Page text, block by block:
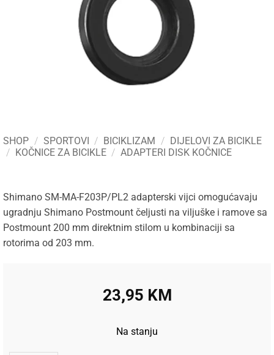
SHOP / SPORTOVI / BICIKLIZAM / DIJELOVI ZA BICIKLE
/ KOČNICE ZA BICIKLE / ADAPTERI DISK KOČNICE
Shimano SM-MA-F203P/PL2 adapterski vijci omogućavaju
ugradnju Shimano Postmount čeljusti na viljuške i ramove sa
Postmount 200 mm direktnim stilom u kombinaciji sa
rotorima od 203 mm.
23,95 KM
Na stanju